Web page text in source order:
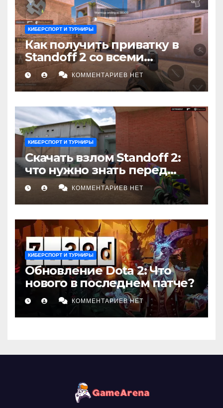
КИБЕРСПОРТ И ТУРНИРЫ
Как получить приватку в
Standoff 2 со всеми
скинами и ножами: Полное
руководствоКОММЕНТАРИЕВ НЕТ
КИБЕРСПОРТ И ТУРНИРЫ
Скачать взлом Standoff 2:
что нужно знать перед
установкойКОММЕНТАРИЕВ НЕТ
КИБЕРСПОРТ И ТУРНИРЫ
Обновление Dota 2: Что
нового в последнем патче?
КОММЕНТАРИЕВ НЕТ